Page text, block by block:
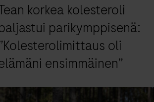
korkea kolesteroli
parikymppisenä:
oli
ensimmäinen”